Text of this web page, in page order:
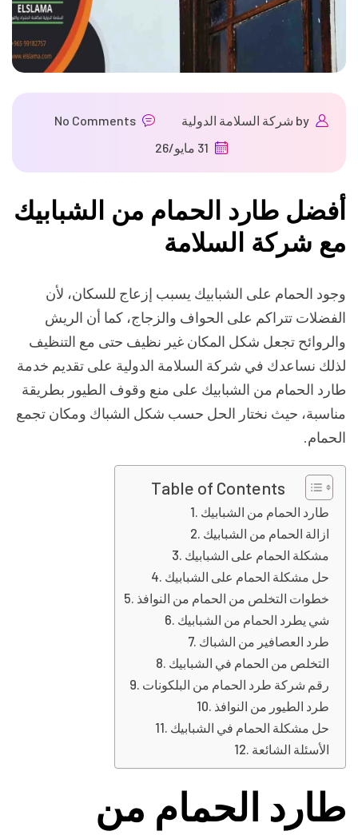
by شركة السلامة الدولية
No Comments
31 مايو/26
أفضل طارد الحمام من الشبابيك
مع شركة السلامة
وجود الحمام على الشبابيك يسبب إزعاج للسكان، لأن
الفضلات تتراكم على الحواف والزجاج، كما أن الريش
والروائح تجعل شكل المكان غير نظيف حتى مع التنظيف
لذلك نساعدك في شركة السلامة الدولية على تقديم خدمة
طارد الحمام من الشبابيك على منع وقوف الطيور بطريقة
مناسبة، حيث نختار الحل حسب شكل الشباك ومكان تجمع
الحمام.
Table of Contents
طارد الحمام من الشبابيك
ازالة الحمام من الشبابيك
مشكلة الحمام على الشبابيك
حل مشكلة الحمام على الشبابيك
خطوات التخلص من الحمام من النوافذ
شي يطرد الحمام من الشبابيك
طرد العصافير من الشباك
التخلص من الحمام في الشبابيك
رقم شركة طرد الحمام من البلكونات
طرد الطيور من النوافذ
حل مشكلة الحمام في الشبابيك
الأسئلة الشائعة
طارد الحمام من